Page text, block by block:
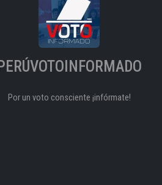
PERÚVOTOINFORMADO
Por un voto consciente ¡infórmate!